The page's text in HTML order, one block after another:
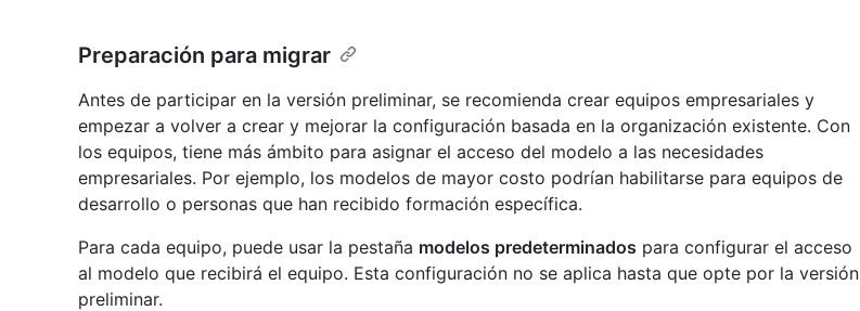
Preparación para migrar
Antes de participar en la versión preliminar, se recomienda crear equipos empresariales y
empezar a volver a crear y mejorar la configuración basada en la organización existente. Con
los equipos, tiene más ámbito para asignar el acceso del modelo a las necesidades
empresariales. Por ejemplo, los modelos de mayor costo podrían habilitarse para equipos de
desarrollo o personas que han recibido formación específica.
Para cada equipo, puede usar la pestaña modelos predeterminados para configurar el acceso
al modelo que recibirá el equipo. Esta configuración no se aplica hasta que opte por la versión
preliminar.